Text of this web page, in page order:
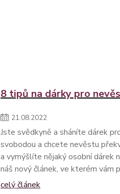
8 tipů na dárky pro
21.08.2022
Jste svědkyně a sháníte dárek
svobodou a chcete nevěstu
a vymýšlíte nějaký osobní dárek
náš nový článek, ve kterém vám
celý článek